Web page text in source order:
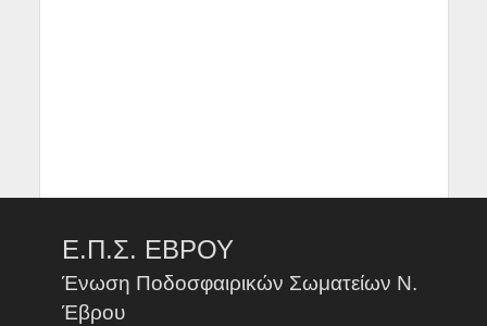
Ε.Π.Σ. ΕΒΡΟΥ
Ένωση Ποδοσφαιρικών Σωματείων Ν.
Έβρου